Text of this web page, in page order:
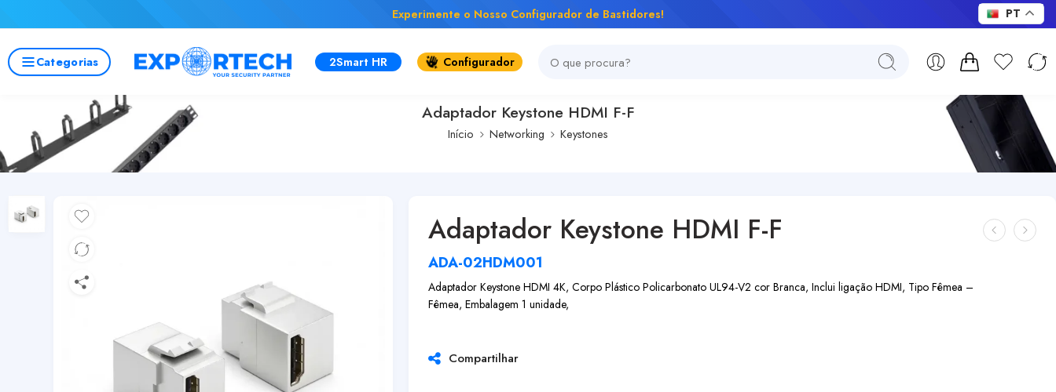
Experimente o Nosso Configurador de Bastidores!
Categorias 2Smart HR Configurador
Adaptador Keystone HDMI F-F
Início Networking Keystones
Adaptador Keystone HDMI F-F
ADA-02HDM001
Adaptador Keystone HDMI 4K, Corpo Plástico Policarbonato UL94-V2 cor Branca, Inclui ligação HDMI, Tipo Fêmea –
Fêmea, Embalagem 1 unidade,
Compartilhar
PT